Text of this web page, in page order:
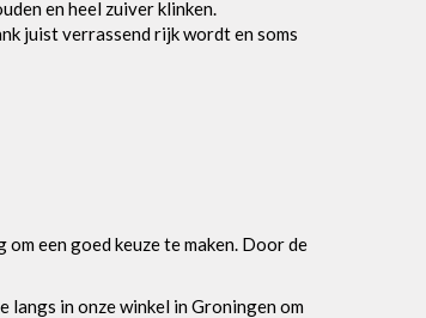
en heel zuiver klinken.
juist verrassend rijk wordt en soms
een goed keuze te maken. Door de
in onze winkel in Groningen om